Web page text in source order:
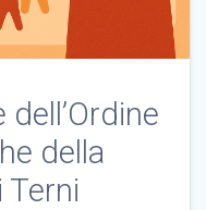
della
Terni